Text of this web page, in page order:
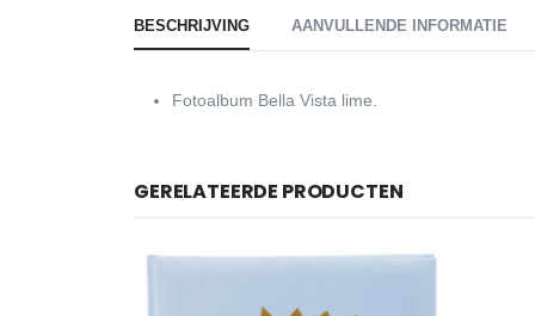
BESCHRIJVING AANVULLENDE INFORMATIE
Fotoalbum Bella Vista lime.
GERELATEERDE PRODUCTEN